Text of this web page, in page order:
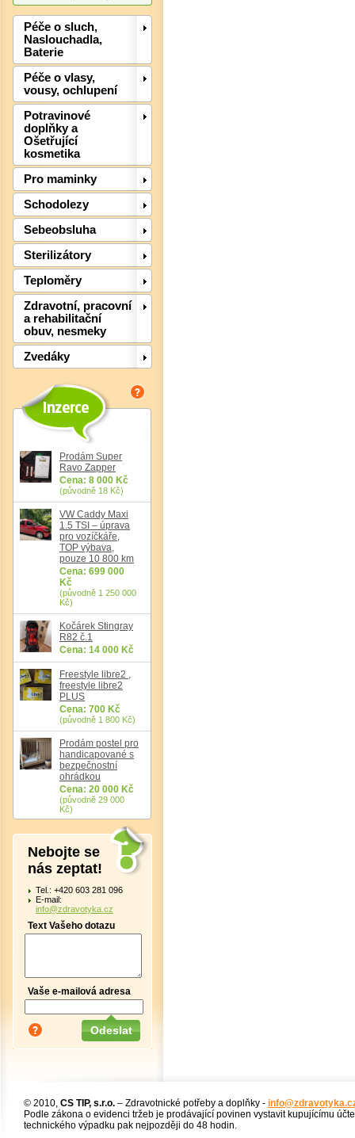
Péče o sluch,
Naslouchadla,
Baterie
Péče o vlasy,
vousy, ochlupení
Potravinové
doplňky a
Ošetřující
kosmetika
Pro maminky
Schodolezy
Sebeobsluha
Sterilizátory
Teploměry
Zdravotní, pracovní
a rehabilitační
obuv, nesmeky
Zvedáky
Prodám Super
Ravo Zapper
Cena: 8 000 Kč
(původně 18 Kč)
VW Caddy Maxi
1.5 TSI – úprava
pro vozíčkáře,
TOP výbava,
pouze 10 800 km
Cena: 699 000
Kč
(původně 1 250 000
Kč)
Kočárek Stingray
R82 č.1
Cena: 14 000 Kč
Freestyle libre2 ,
freestyle libre2
PLUS
Cena: 700 Kč
(původně 1 800 Kč)
Prodám postel pro
handicapované s
bezpečnostní
ohrádkou
Cena: 20 000 Kč
(původně 29 000
Kč)
Nebojte se
nás zeptat!
Tel.: +420 603 281 096
E-mail:
info@zdravotyka.cz
Text Vašeho dotazu
Vaše e-mailová adresa
© 2010, CS TIP, s.r.o. – Zdravotnické potřeby a doplňky -
Podle zákona o evidenci tržeb je prodávající povinen vystavit kupujícímu
technického výpadku pak nejpozději do 48 hodin.